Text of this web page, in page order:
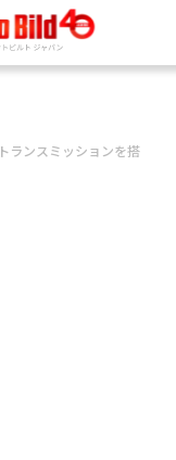
ランスミッションを搭